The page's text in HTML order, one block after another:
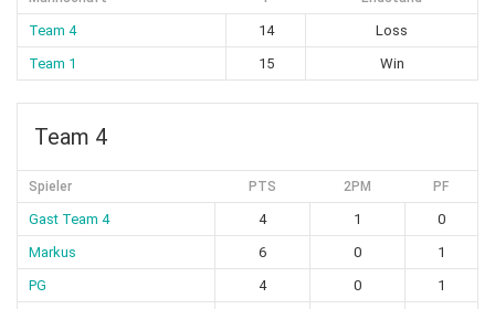
Team 4 14
Loss
Team 1
15 Win
Team 4
Spieler PTS 2PM PF
Gast Team 4 4 1
0
Markus
6 0
1
PG
4 0
1